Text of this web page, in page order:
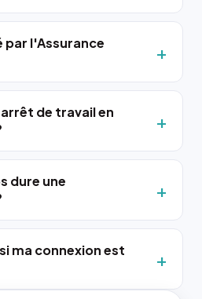
l'Assurance
de travail en
dure une
ma connexion est